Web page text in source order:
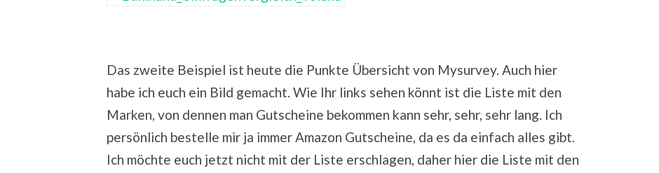
Das zweite Beispiel ist heute die Punkte Übersicht von Mysurvey. Auch hier
habe ich euch ein Bild gemacht. Wie Ihr links sehen könnt ist die Liste mit den
Marken, von dennen man Gutscheine bekommen kann sehr, sehr, sehr lang. Ich
persönlich bestelle mir ja immer Amazon Gutscheine, da es da einfach alles gibt.
Ich möchte euch jetzt nicht mit der Liste erschlagen, daher hier die Liste mit den